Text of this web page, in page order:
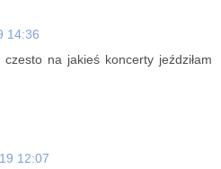
14:36
czesto na jakieś koncerty jeździłam
12:07